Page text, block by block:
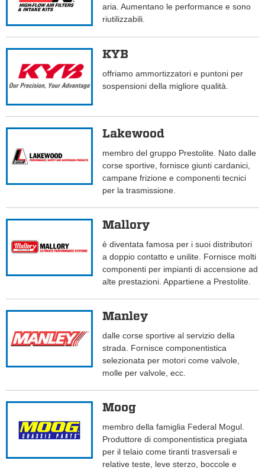
aria. Aumentano le performance e sono
riutilizzabili.
KYB
offriamo ammortizzatori e puntoni per
sospensioni della migliore qualità.
Lakewood
membro del gruppo Prestolite. Nato dalle
corse sportive, fornisce giunti cardanici,
campane frizione e componenti tecnici
per la trasmissione.
Mallory
è diventata famosa per i suoi distributori
a doppio contatto e unilite. Fornisce molti
componenti per impianti di accensione ad
alte prestazioni. Appartiene a Prestolite.
Manley
dalle corse sportive al servizio della
strada. Fornisce componentistica
selezionata per motori come valvole,
molle per valvole, ecc.
Moog
membro della famiglia Federal Mogul.
Produttore di componentistica pregiata
per il telaio come tiranti trasversali e
relative teste, leve sterzo, boccole e